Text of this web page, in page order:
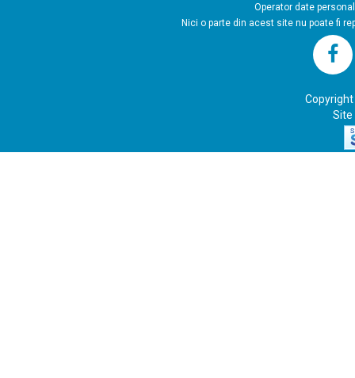
Nici o parte din acest site nu poate fi
Copyright